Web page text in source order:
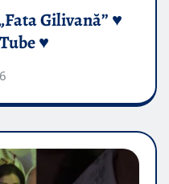
Gilivană” ♥️
♥️